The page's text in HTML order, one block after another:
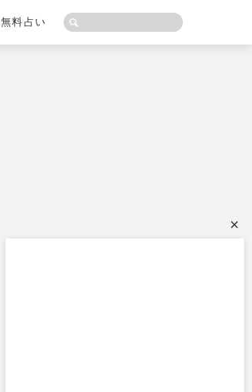
無料占い
×